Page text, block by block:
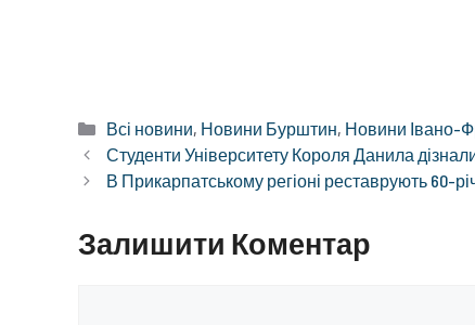
Категорії
Всі новини, Новини Бурштин, Новини Івано-
Студенти Університету Короля Данила
В Прикарпатському регіоні реставрують 60-
Залишити Коментар